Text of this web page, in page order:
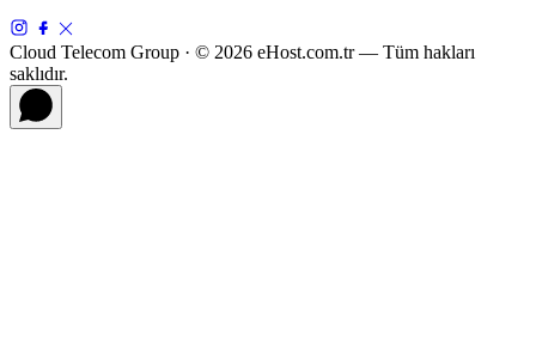
Cloud Telecom Group · © 2026 eHost.com.tr — Tüm hakları
saklıdır.